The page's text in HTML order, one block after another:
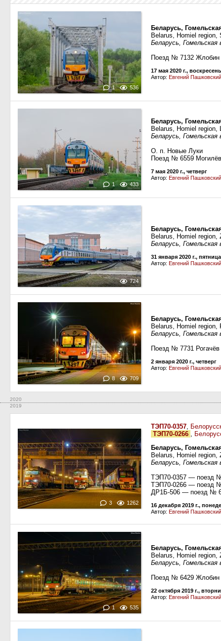
1 536
Беларусь,
Belarus, Homiel
Беларусь,
Поезд № 7132
17 мая 2020 г.,
Автор: Евгений Пашковский
1 433
Беларусь,
Belarus, Homiel
Беларусь,
О. п. Новые Луки
Поезд № 6559
7 мая 2020 г., четверг
Автор: Евгений Пашковский
724
Беларусь,
Belarus, Homiel region,
Беларусь, Гомельская
31 января 2020 г., пятница
Автор: Евгений Пашковский
8 709
Беларусь,
Belarus, Homiel region,
Беларусь,
Поезд № 7731
2 января 2020 г., четверг
Автор: Евгений Пашковский
2020
2019
3 1262
ТЭП70-0357,
ТЭП70-0266 ,
Беларусь,
Belarus, Homiel region,
Беларусь,
ТЭП70-0357 — поезд
ТЭП70-0266 — поезд
ДР1Б-506 — поезд №
16 декабря 2019 г.,
Автор: Евгений Пашковский
1 535
Беларусь,
Belarus, Homiel region,
Беларусь,
Поезд № 6429 Жлобин
22 октября 2019 г.,
Автор: Евгений Пашковский